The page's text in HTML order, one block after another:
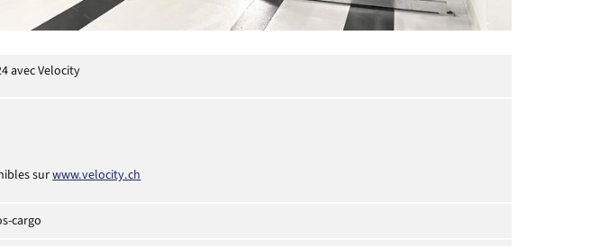
avec Velocity
surwww.velocity.ch
cargo